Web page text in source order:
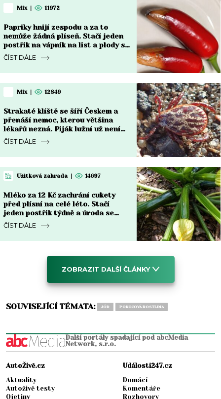
Mix | 11972
Papriky hnijí zespodu a za to
nemůže žádná plíseň. Stačí jeden
postřik na vápník na list a plody se
vzpamatují do týdne
ČÍST DÁLE
Mix | 12849
Strakaté klíště se šíří Českem a
přenáší nemoc, kterou většina
lékařů nezná. Piják lužní už není
jen na Moravě
ČÍST DÁLE
Užitková zahrada | 14697
Mléko za 12 Kč zachrání cukety
před plísní na celé léto. Stačí
jeden postřik týdně a úroda se
zdvojnásobí
ČÍST DÁLE
ZOBRAZIT DALŠÍ ČLÁNKY
SOUVISEJÍCÍ TÉMATA: JÓD POKOJOVÁ ROSTLINA
Další portály spadající pod abcMedia
Network, s.r.o.
AutoŽivě.cz
Aktuality
Autoživě testy
Ojetiny
Události247.cz
Domácí
Komentáře
Rozhovory